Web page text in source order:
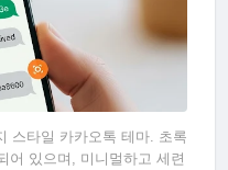
스타일 카카오톡 테마. 초록
어 있으며, 미니멀하고 세련